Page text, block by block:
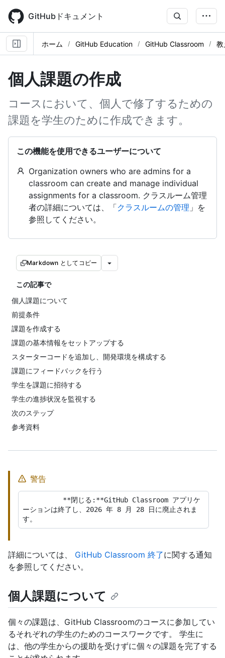
main
content
GitHubドキュメント
ホーム GitHub Education GitHub Classroom 教
個人課題の作成
コースにおいて、個人で修了するための
課題を学生のために作成できます。
この機能を使用できるユーザーについて
Organization owners who are admins for a
classroom can create and manage individual
assignments for a classroom. クラスルーム管理
者の詳細については、「クラスルームの管理 」を
参照してください。
Markdown としてコピー
この記事で
個人課題について
前提条件
課題を作成する
課題の基本情報をセットアップする
スターターコードを追加し、開発環境を構成する
課題にフィードバックを行う
学生を課題に招待する
学生の進捗状況を監視する
次のステップ
参考資料
警告
ーションは終了し、2026 年 8 月 28 日に廃止されま
詳細については、 GitHub Classroom 終了に関する通知
を参照してください。
個人課題について
個々の課題は、GitHub Classroomのコースに参加してい
るそれぞれの学生のためのコースワークです。 学生に
は、他の学生からの援助を受けずに個々の課題を完了する